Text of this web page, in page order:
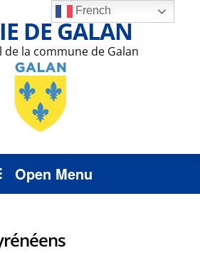
DE GALAN
de la commune de Galan
Open Menu
French